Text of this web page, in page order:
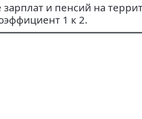
и пенсий на
1 к 2.